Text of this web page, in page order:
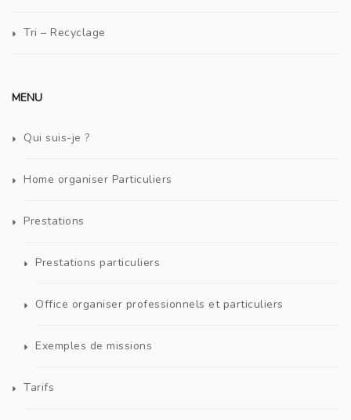
Tri – Recyclage
MENU
Qui suis-je ?
Home organiser Particuliers
Prestations
Prestations particuliers
Office organiser professionnels et particuliers
Exemples de missions
Tarifs